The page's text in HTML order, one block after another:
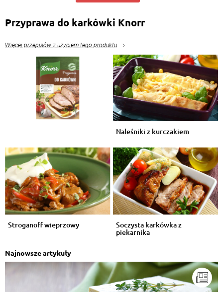
Przyprawa do karkówki Knorr
Więcej przepisów z użyciem tego produktu
Naleśniki z kurczakiem
Stroganoff wieprzowy Soczysta karkówka z
piekarnika
Najnowsze artykuły